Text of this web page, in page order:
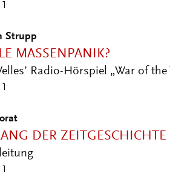
Strupp
MASSENPANIK?
Radio-Hörspiel „War of
DER ZEITGESCHICHTE